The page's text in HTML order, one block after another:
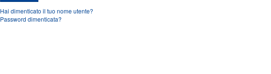
Hai dimenticato il tuo nome utente?
Password dimenticata?